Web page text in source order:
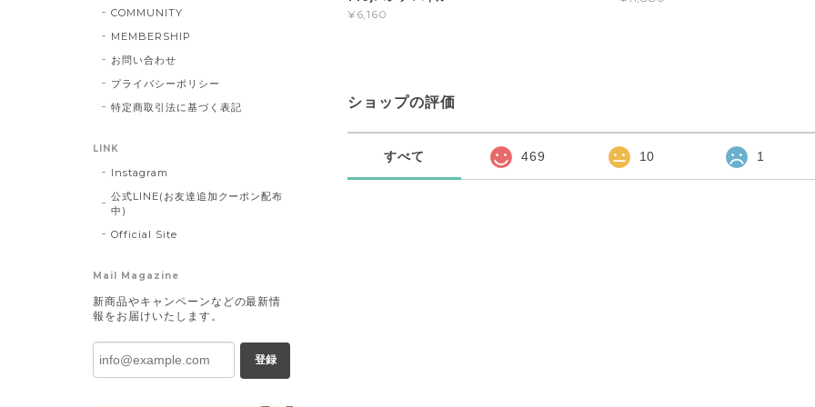
¥6,160
ショップの評価
すべて 469 10 1
COMMUNITY
MEMBERSHIP
お問い合わせ
プライバシーポリシー
特定商取引法に基づく表記
LINK
Instagram
公式LINE(お友達追加クーポン配布
中)
Official Site
Mail Magazine
新商品やキャンペーンなどの最新情
報をお届けいたします。
登録